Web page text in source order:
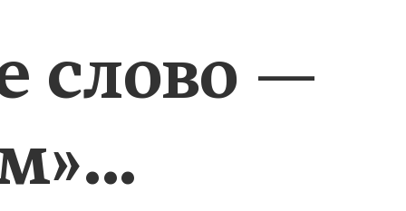
слово —